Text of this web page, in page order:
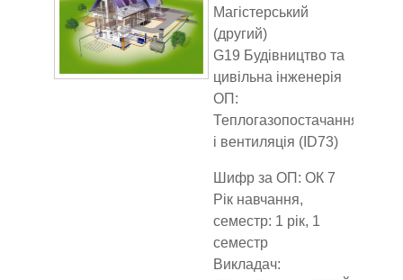
Магістерський
(другий)
G19 Будівництво та
цивільна інженерія
ОП:
Теплогазопостачання
і вентиляція (ID73)
Шифр за ОП: ОК 7
Рік навчання,
семестр: 1 рік, 1
семестр
Викладач: